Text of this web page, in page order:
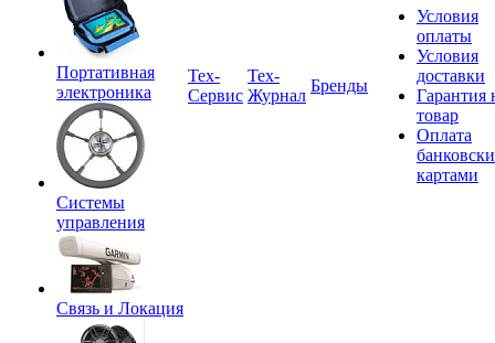
Портативная
электроника
Системы
управления
Связь и Локация
Tex-
Сервис
Тех-
Журнал
Бренды
Условия
оплаты
Условия
доставки
Гарантия
товар
Оплата
картами